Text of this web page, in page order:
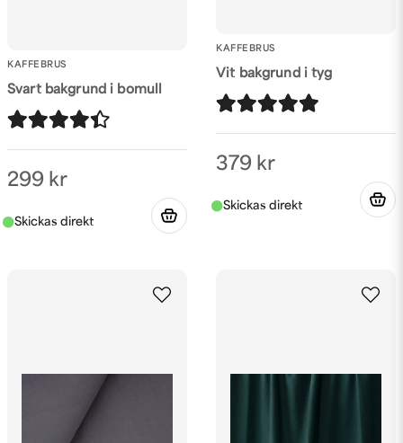
KAFFEBRUS
Svart bakgrund i bomull
299 kr
KAFFEBRUS
Vit bakgrund i tyg
379 kr